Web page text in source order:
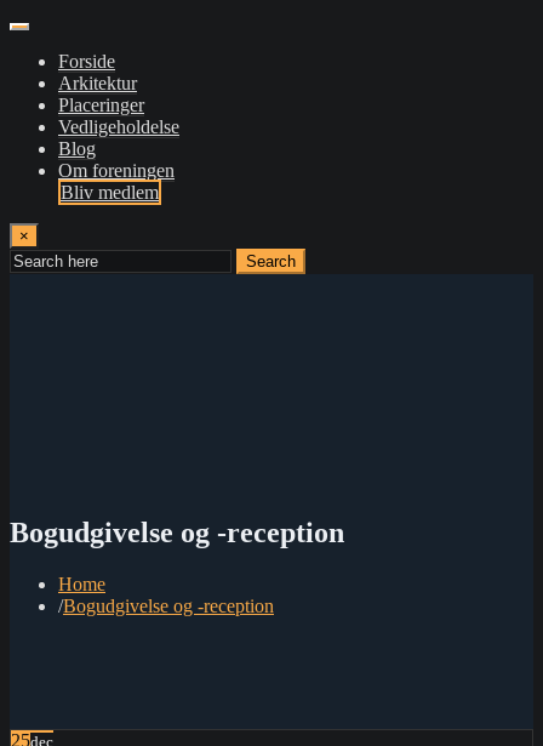
Forside
Arkitektur
Placeringer
Vedligeholdelse
Blog
Om foreningen
Bliv medlem
×
Search
Bogudgivelse og -reception
Home
Bogudgivelse og -reception
25dec